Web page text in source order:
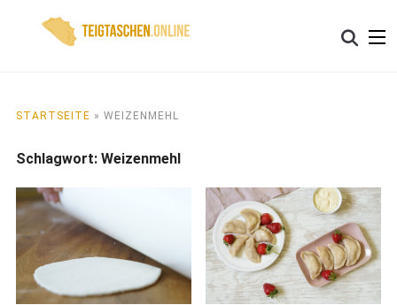
Search
STARTSEITE » WEIZENMEHL
Schlagwort: Weizenmehl